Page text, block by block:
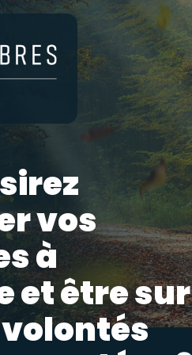
vos
à
et être sur